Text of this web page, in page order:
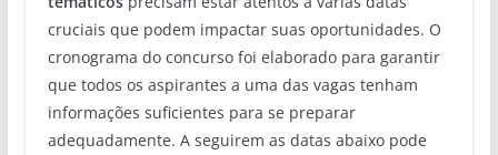
cruciais que podem impactar suas oportunidades. O
cronograma do concurso foi elaborado para garantir
que todos os aspirantes a uma das vagas tenham
informações suficientes para se preparar
adequadamente. A seguirem as datas abaixo pode